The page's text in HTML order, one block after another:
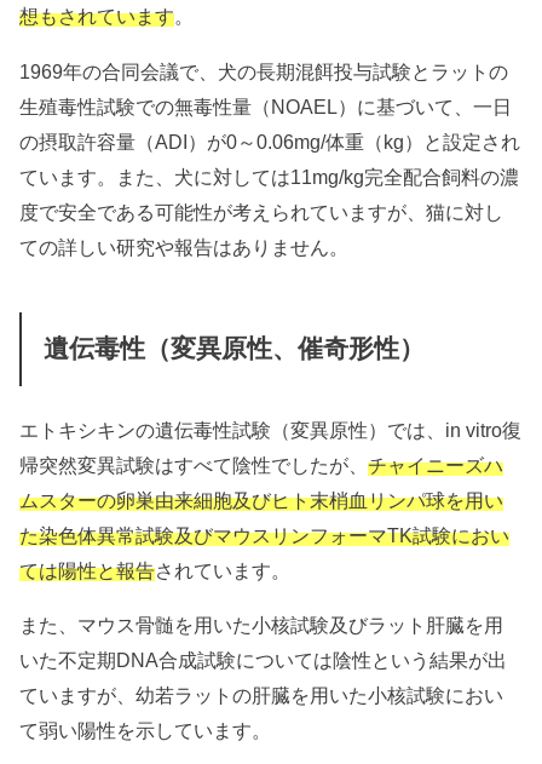
想もされています。
1969年の合同会議で、犬の長期混餌投与試験とラットの
生殖毒性試験での無毒性量（NOAEL）に基づいて、一日
の摂取許容量（ADI）が0～0.06mg/体重（kg）と設定され
ています。また、犬に対しては11mg/kg完全配合飼料の濃
度で安全である可能性が考えられていますが、猫に対し
ての詳しい研究や報告はありません。
遺伝毒性（変異原性、催奇形性）
エトキシキンの遺伝毒性試験（変異原性）では、in vitro復
帰突然変異試験はすべて陰性でしたが、チャイニーズハ
ムスターの卵巣由来細胞及びヒト末梢血リンパ球を用い
た染色体異常試験及びマウスリンフォーマTK試験におい
ては陽性と報告されています。
また、マウス骨髄を用いた小核試験及びラット肝臓を用
いた不定期DNA合成試験については陰性という結果が出
ていますが、幼若ラットの肝臓を用いた小核試験におい
て弱い陽性を示しています。